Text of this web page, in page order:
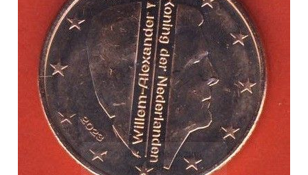
Doppelt antippen zum
vergrößern